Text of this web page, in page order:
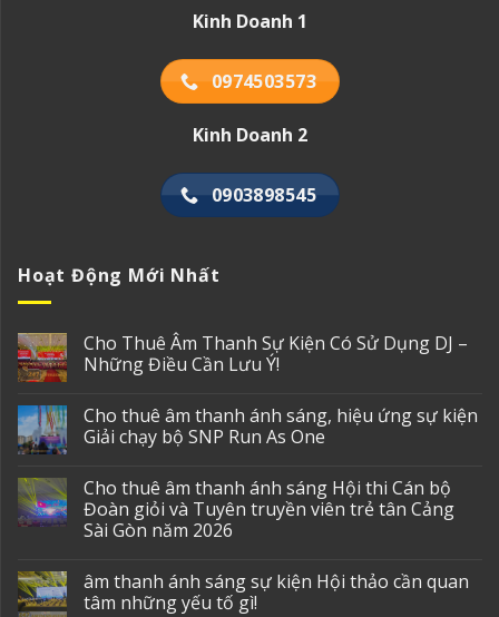
Kinh Doanh 1
0974503573
Kinh Doanh 2
0903898545
Hoạt Động Mới Nhất
Cho Thuê Âm Thanh Sự Kiện Có Sử Dụng DJ –
Những Điều Cần Lưu Ý!
Cho thuê âm thanh ánh sáng, hiệu ứng sự kiện
Giải chạy bộ SNP Run As One
Cho thuê âm thanh ánh sáng Hội thi Cán bộ
Đoàn giỏi và Tuyên truyền viên trẻ tân Cảng
Sài Gòn năm 2026
âm thanh ánh sáng sự kiện Hội thảo cần quan
tâm những yếu tố gì!